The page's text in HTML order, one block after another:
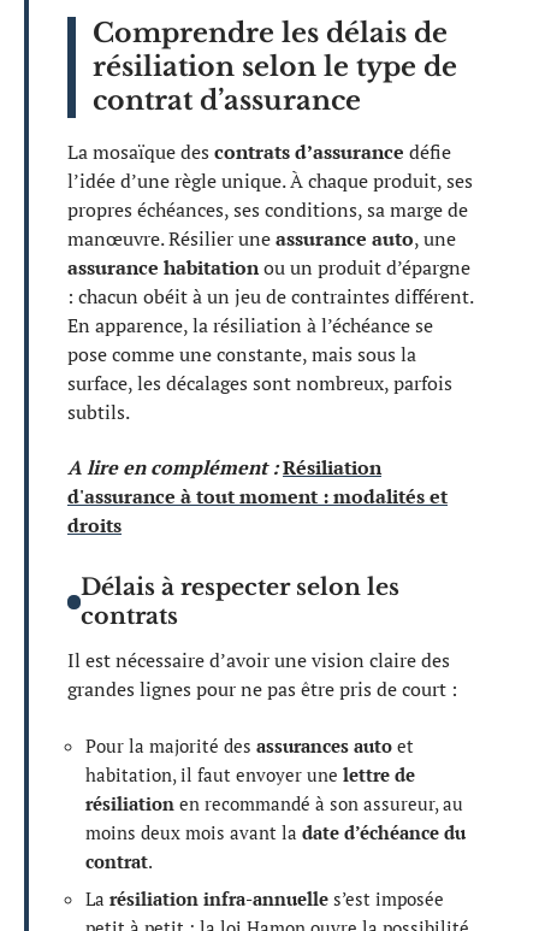
Comprendre les délais de
résiliation selon le type de
contrat d’assurance
La mosaïque des contrats d’assurance défie
l’idée d’une règle unique. À chaque produit, ses
propres échéances, ses conditions, sa marge de
manœuvre. Résilier uneassurance auto, une
assurance habitationou un produit d’épargne
: chacun obéit à un jeu de contraintes différent.
En apparence, la résiliation à l’échéance se
pose comme une constante, mais sous la
surface, les décalages sont nombreux, parfois
subtils.
A lire en complément :Résiliation
d'assurance à tout moment : modalités et
droits
Délais à respecter selon les
contrats
Il est nécessaire d’avoir une vision claire des
grandes lignes pour ne pas être pris de court :
Pour la majorité des assurances auto et
habitation, il faut envoyer une lettre de
résiliation en recommandé à son assureur, au
moins deux mois avant la date d’échéance du
contrat.
La résiliation infra-annuelle s’est imposée